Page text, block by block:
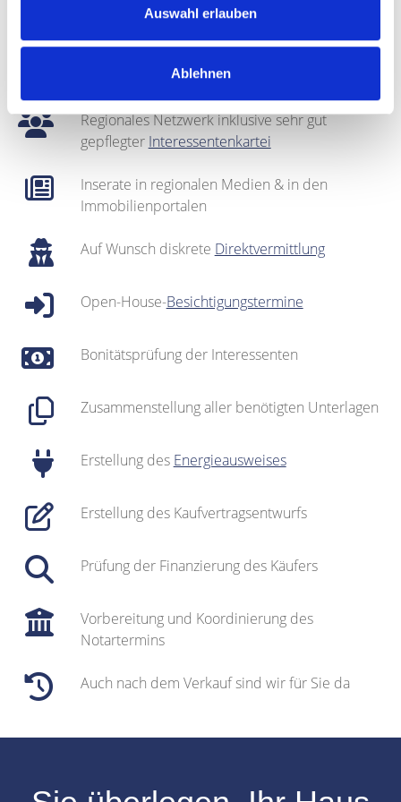
Auswahl erlauben
Ablehnen
Home Staging)
Fotografie & Exposé-Erstellung
Regionales Netzwerk inklusive sehr gut
gepflegter Interessentenkartei
Inserate in regionalen Medien & in den
Immobilienportalen
Auf Wunsch diskrete Direktvermittlung
Open-House-Besichtigungstermine
Bonitätsprüfung der Interessenten
Zusammenstellung aller benötigten Unterlagen
Erstellung des Energieausweises
Erstellung des Kaufvertragsentwurfs
Prüfung der Finanzierung des Käufers
Vorbereitung und Koordinierung des
Notartermins
Auch nach dem Verkauf sind wir für Sie da